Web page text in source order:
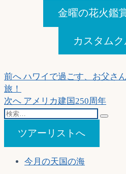
金曜の花火鑑
カスタム
投
稿
ナ
ゲ
ー
前へ 過
の
ハワイで過ごす、お父さ
旅！
次へ 次
稿:
アメリカ建国250周年
検
ツアーリストへ
今月の天国の海